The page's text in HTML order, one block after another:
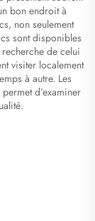
bon endroit à
non seulement
sont disponibles
de celui
visiter localement
à autre. Les
d’examiner